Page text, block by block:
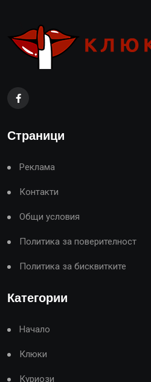
Страници
Реклама
Контакти
Общи условия
Политика за поверителност
Политика за бисквитките
Категории
Начало
Клюки
Куриози